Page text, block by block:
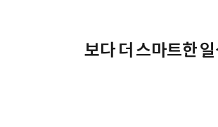
보다 더 스마트한